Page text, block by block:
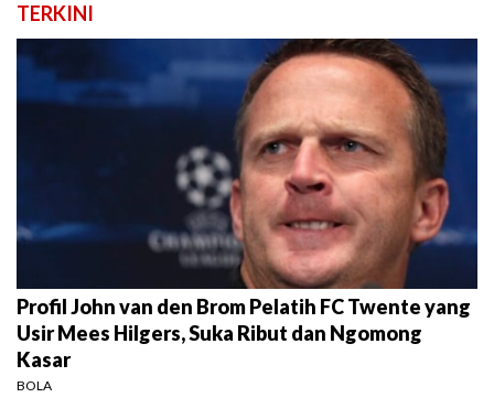
TERKINI
Profil John van den Brom Pelatih FC Twente yang
Usir Mees Hilgers, Suka Ribut dan Ngomong
Kasar
BOLA